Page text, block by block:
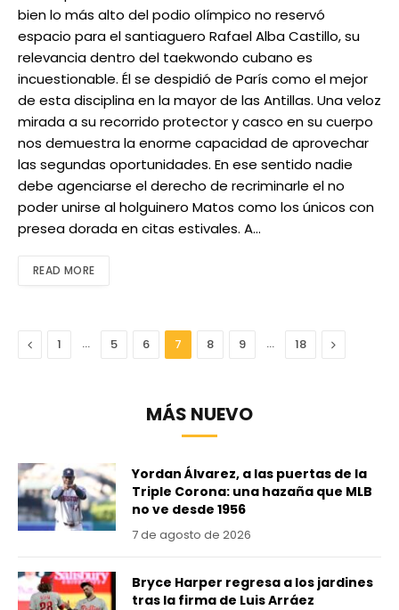
bien lo más alto del podio olímpico no reservó
espacio para el santiaguero Rafael Alba Castillo, su
relevancia dentro del taekwondo cubano es
incuestionable. Él se despidió de París como el mejor
de esta disciplina en la mayor de las Antillas. Una veloz
mirada a su recorrido protector y casco en su cuerpo
nos demuestra la enorme capacidad de aprovechar
las segundas oportunidades. En ese sentido nadie
debe agenciarse el derecho de recriminarle el no
poder unirse al holguinero Matos como los únicos con
presea dorada en citas estivales. A…
READ MORE
Anterior
1 … 5 6 7 8 9 … 18 Next
MÁS NUEVO
Yordan Álvarez, a las puertas de la
Triple Corona: una hazaña que MLB
no ve desde 1956
7 de agosto de 2026
Bryce Harper regresa a los jardines
tras la firma de Luis Arráez